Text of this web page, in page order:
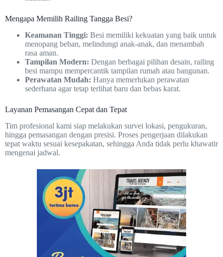
Mengapa Memilih Railing Tangga Besi?
Keamanan Tinggi: Besi memiliki kekuatan yang baik untuk
menopang beban, melindungi anak-anak, dan menambah
rasa aman.
Tampilan Modern: Dengan berbagai pilihan desain, railing
besi mampu mempercantik tampilan rumah atau bangunan.
Perawatan Mudah: Hanya memerlukan perawatan
sederhana agar tetap terlihat baru dan bebas karat.
Layanan Pemasangan Cepat dan Tepat
Tim profesional kami siap melakukan survei lokasi, pengukuran,
hingga pemasangan dengan presisi. Proses pengerjaan dilakukan
tepat waktu sesuai kesepakatan, sehingga Anda tidak perlu khawatir
mengenai jadwal.